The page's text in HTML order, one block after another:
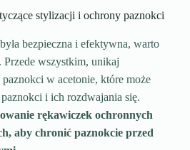
stylizacji i ochrony paznokci
bezpieczna i efektywna, warto
Przede wszystkim, unikaj
paznokci w acetonie, które może
i ich rozdwajania się.
rękawiczek ochronnych
aby chronić paznokcie przed